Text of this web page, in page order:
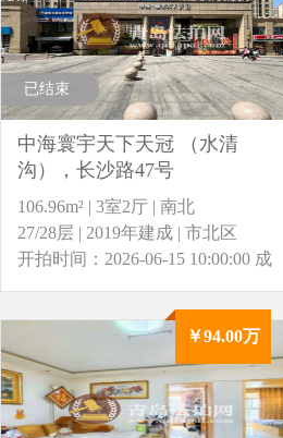
已结束
中海寰宇天下天冠 （水清
沟），长沙路47号
106.96m² | 3室2厅 | 南北
27/28层 | 2019年建成 | 市北区
开拍时间：2026-06-15 10:00:00 成
￥94.00万